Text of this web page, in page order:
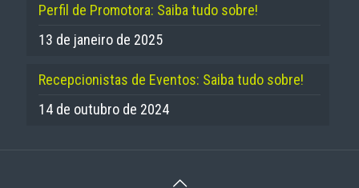
Perfil de Promotora: Saiba tudo sobre!
13 de janeiro de 2025
Recepcionistas de Eventos: Saiba tudo sobre!
14 de outubro de 2024